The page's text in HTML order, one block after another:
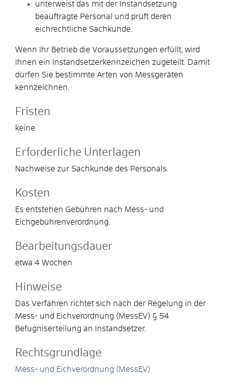
unterweist das mit der Instandsetzung
beauftragte Personal und prüft deren
eichrechtliche Sachkunde.
Wenn Ihr Betrieb die Voraussetzungen erfüllt, wird
Ihnen ein Instandsetzerkennzeichen zugeteilt. Damit
dürfen Sie bestimmte Arten von Messgeräten
kennzeichnen.
Fristen
keine
Erforderliche Unterlagen
Nachweise zur Sachkunde des Personals.
Kosten
Es entstehen Gebühren nach Mess- und
Eichgebührenverordnung.
Bearbeitungsdauer
etwa 4 Wochen
Hinweise
Das Verfahren richtet sich nach der Regelung in der
Mess- und Eichverordnung (MessEV) § 54
Befugniserteilung an Instandsetzer.
Rechtsgrundlage
Mess- und Eichverordnung (MessEV)